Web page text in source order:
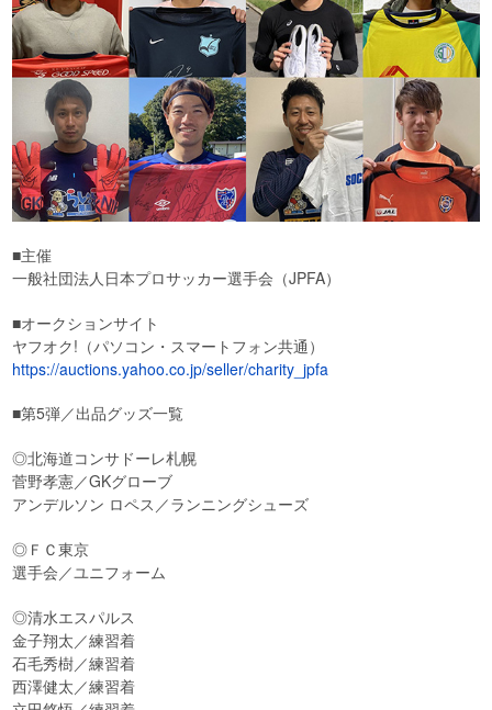
■主催
一般社団法人日本プロサッカー選手会（JPFA）
■オークションサイト
ヤフオク!（パソコン・スマートフォン共通）
https://auctions.yahoo.co.jp/seller/charity_jpfa
■第5弾／出品グッズ一覧
◎北海道コンサドーレ札幌
菅野孝憲／GKグローブ
アンデルソン ロペス／ランニングシューズ
◎ＦＣ東京
選手会／ユニフォーム
◎清水エスパルス
金子翔太／練習着
石毛秀樹／練習着
西澤健太／練習着